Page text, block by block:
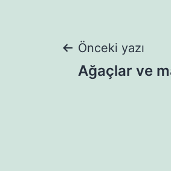
Yazı
Önceki yazı
Ağaçlar ve